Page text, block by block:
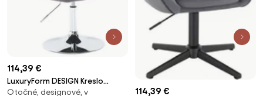
114,39 €
LuxuryForm DESIGN Kreslo
AMALFI VELUR na striebornom
Otočné, designové, v
114,39 €